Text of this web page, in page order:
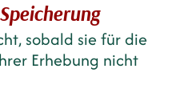
sobald sie für die
Erhebung nicht